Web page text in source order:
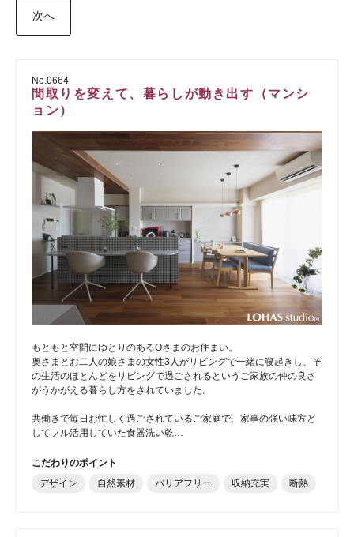
次へ
No.0664
間取りを変えて、暮らしが動き出す（マンシ
ョン）
もともと空間にゆとりのあるOさまのお住まい。
奥さまとお二人の娘さまの女性3人がリビングで一緒に寝起きし、そ
の生活のほとんどをリビングで過ごされるというご家族の仲の良さ
がうかがえる暮らし方をされていました。
共働きで毎日お忙しく過ごされているご家庭で、家事の強い味方と
してフル活用していた食器洗い乾…
こだわりのポイント
デザイン
自然素材 バリアフリー 収納充実 断熱